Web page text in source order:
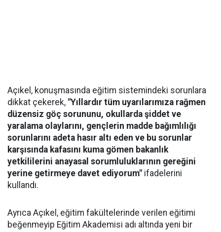
Açıkel, konuşmasında eğitim sistemindeki sorunlara
dikkat çekerek, "Yıllardır tüm uyarılarımıza rağmen
düzensiz göç sorununu, okullarda şiddet ve
yaralama olaylarını, gençlerin madde bağımlılığı
sorunlarını adeta hasır altı eden ve bu sorunlar
karşısında kafasını kuma gömen bakanlık
yetkililerini anayasal sorumluluklarının gereğini
yerine getirmeye davet ediyorum" ifadelerini
kullandı.
Ayrıca Açıkel, eğitim fakültelerinde verilen eğitimi
beğenmeyip Eğitim Akademisi adı altında yeni bir